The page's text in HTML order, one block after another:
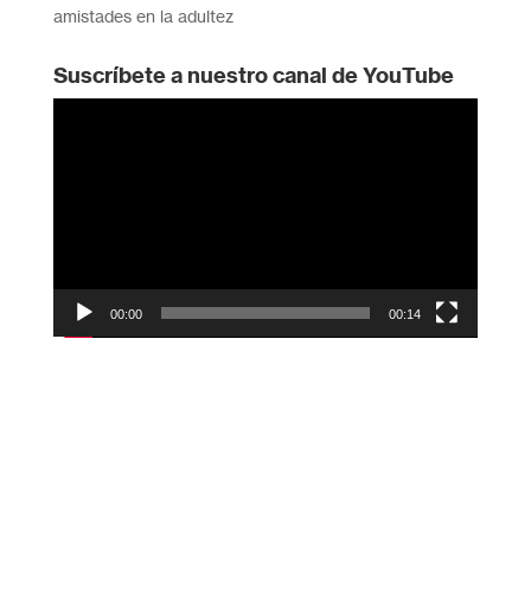
amistades en la adultez
Suscríbete a nuestro canal de YouTube
00:00 00:14